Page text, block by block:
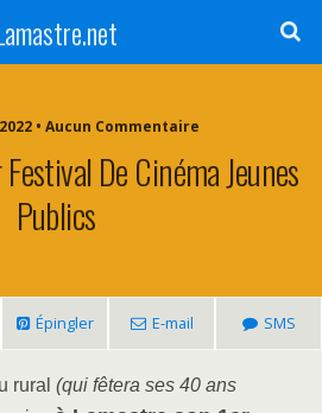
• Aucun Commentaire
De Cinéma Jeunes
Publics
Épingler E-mail SMS
rural (qui fêtera ses 40 ans